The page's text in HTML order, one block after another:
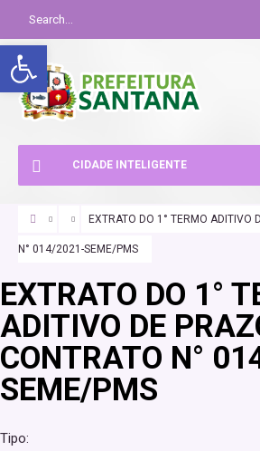
Abrir a barra de ferramentas
CIDADE INTELIGENTE
EXTRATO DO 1° TERMO ADITIVO
N° 014/2021-SEME/PMS
EXTRATO DO 1°
ADITIVO DE
CONTRATO N°
SEME/PMS
Tipo: